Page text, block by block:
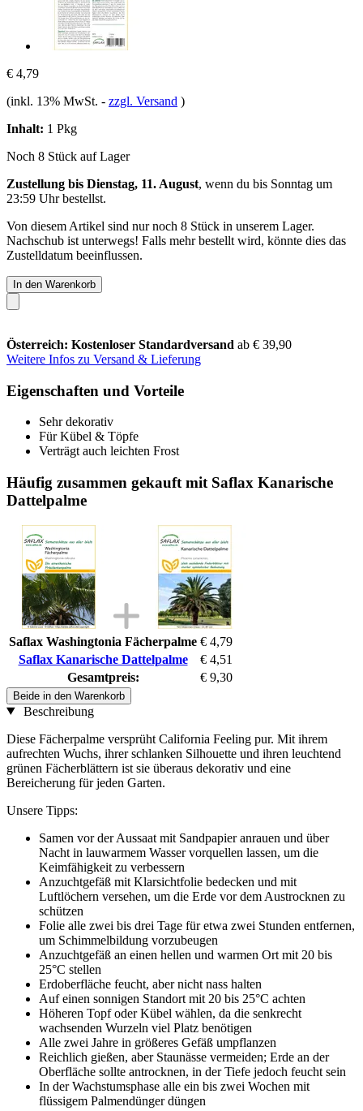
€ 4,79
(inkl. 13% MwSt. - zzgl. Versand )
Inhalt: 1 Pkg
Noch 8 Stück auf Lager
Zustellung bis Dienstag, 11. August, wenn du bis Sonntag um
23:59 Uhrbestellst.
Von diesem Artikel sind nur noch 8 Stück in unserem Lager.
Nachschub ist unterwegs! Falls mehr bestellt wird, könnte dies das
Zustelldatum beeinflussen.
In den Warenkorb
Österreich: Kostenloser Standardversand ab € 39,90
Weitere Infos zu Versand & Lieferung
Eigenschaften und Vorteile
Sehr dekorativ
Für Kübel & Töpfe
Verträgt auch leichten Frost
Häufig zusammen gekauft mit Saflax Kanarische
Dattelpalme
Saflax Washingtonia Fächerpalme € 4,79
Saflax Kanarische Dattelpalme
€ 4,51
Gesamtpreis:
€ 9,30
Beide in den Warenkorb
Beschreibung
Diese Fächerpalme versprüht California Feeling pur. Mit ihrem
aufrechten Wuchs, ihrer schlanken Silhouette und ihren leuchtend
grünen Fächerblättern ist sie überaus dekorativ und eine
Bereicherung für jeden Garten.
Unsere Tipps:
Samen vor der Aussaat mit Sandpapier anrauen und über
Nacht in lauwarmem Wasser vorquellen lassen, um die
Keimfähigkeit zu verbessern
Anzuchtgefäß mit Klarsichtfolie bedecken und mit
Luftlöchern versehen, um die Erde vor dem Austrocknen zu
schützen
Folie alle zwei bis drei Tage für etwa zwei Stunden entfernen,
um Schimmelbildung vorzubeugen
Anzuchtgefäß an einen hellen und warmen Ort mit 20 bis
25°C stellen
Erdoberfläche feucht, aber nicht nass halten
Auf einen sonnigen Standort mit 20 bis 25°C achten
Höheren Topf oder Kübel wählen, da die senkrecht
wachsenden Wurzeln viel Platz benötigen
Alle zwei Jahre in größeres Gefäß umpflanzen
Reichlich gießen, aber Staunässe vermeiden; Erde an der
Oberfläche sollte antrocknen, in der Tiefe jedoch feucht sein
In der Wachstumsphase alle ein bis zwei Wochen mit
flüssigem Palmendünger düngen